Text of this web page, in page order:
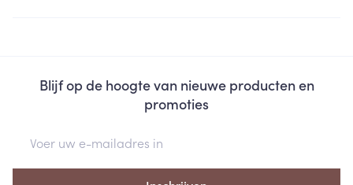
Blijf op de hoogte van nieuwe producten en
promoties